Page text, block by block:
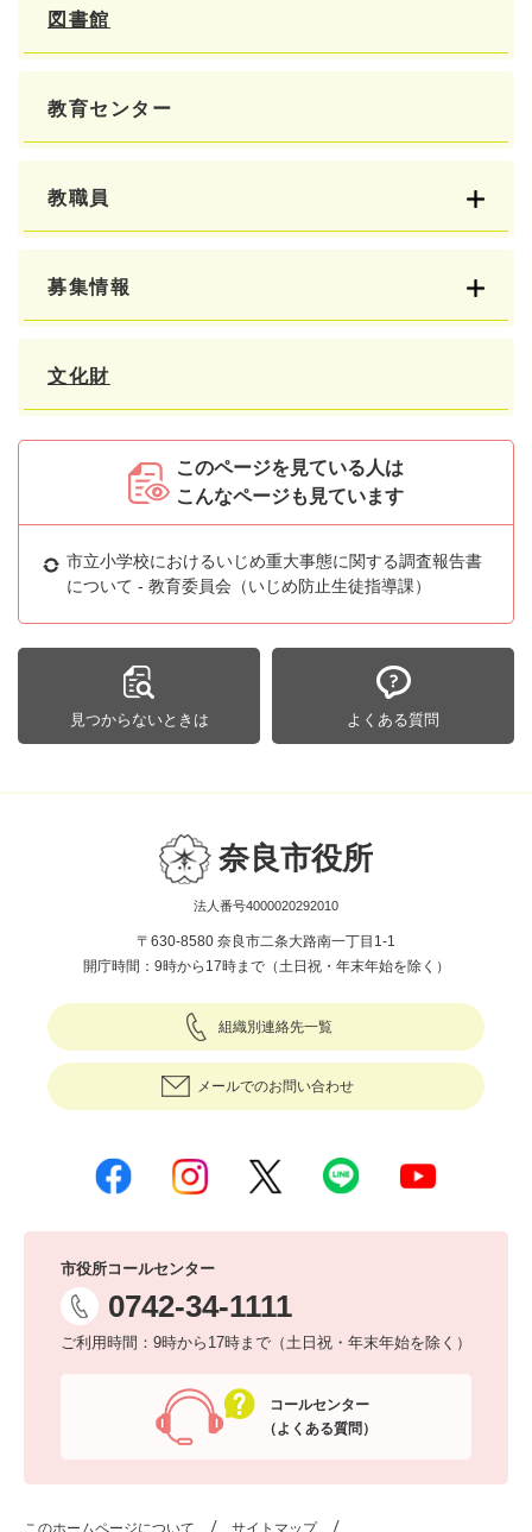
図書館
教育センター
教職員
募集情報
文化財
このページを見ている人は
こんなページも見ています
市立小学校におけるいじめ重大事態に関する調査報告書
について - 教育委員会（いじめ防止生徒指導課）
見つからないときは よくある質問
奈良市役所
法人番号4000020292010
〒630-8580 奈良市二条大路南一丁目1-1
開庁時間：9時から17時まで（土日祝・年末年始を除く）
組織別連絡先一覧
メールでのお問い合わせ
市役所コールセンター
0742-34-1111
ご利用時間：9時から17時まで（土日祝・年末年始を除く）
コールセンター
（よくある質問）
このホームページについて サイトマップ